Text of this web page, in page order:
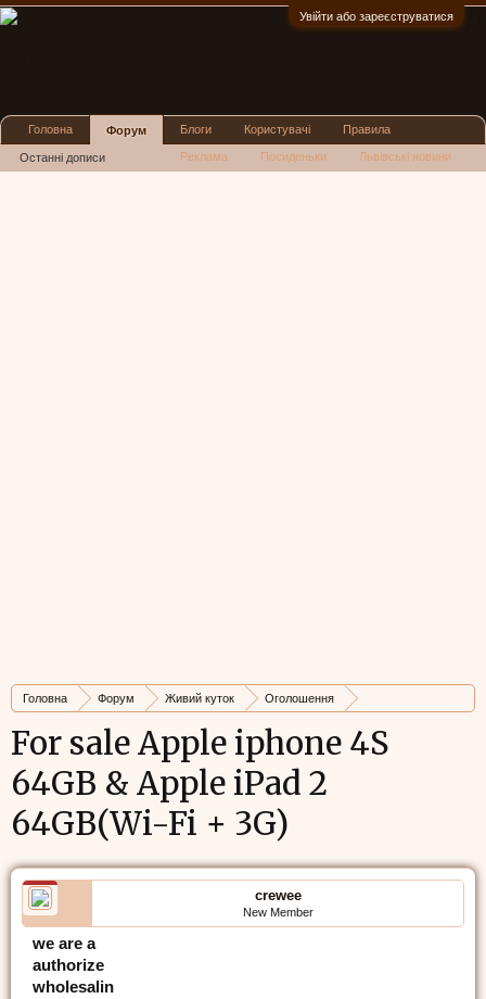
Увійти або зареєструватися
Головна Форум Живий куток
Оголошення
For sale Apple iphone 4S
64GB & Apple iPad 2
64GB(Wi-Fi + 3G)
crewee
New Member
we are a
authorize
wholesalin
Головна Форум
Останні дописи
Блоги Користувачі Правила
Реклама Посиденьки Львівські новини